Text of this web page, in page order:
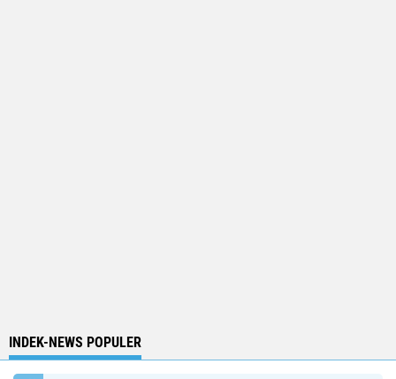
INDEK-NEWS POPULER